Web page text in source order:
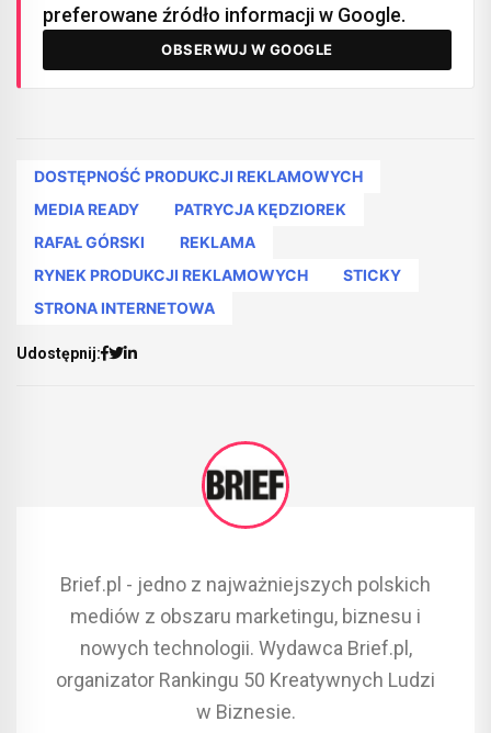
preferowane źródło informacji w Google.
OBSERWUJ W GOOGLE
DOSTĘPNOŚĆ PRODUKCJI REKLAMOWYCH
MEDIA READY
PATRYCJA KĘDZIOREK
RAFAŁ GÓRSKI
REKLAMA
RYNEK PRODUKCJI REKLAMOWYCH
STICKY
STRONA INTERNETOWA
Udostępnij:
Brief.pl - jedno z najważniejszych polskich
mediów z obszaru marketingu, biznesu i
nowych technologii. Wydawca Brief.pl,
organizator Rankingu 50 Kreatywnych Ludzi
w Biznesie.